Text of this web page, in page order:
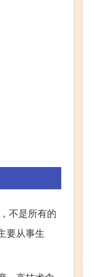
不是所有的
要从事生